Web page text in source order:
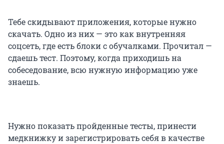
Тебе скидывают приложения, которые нужно
скачать. Одно из них — это как внутренняя
соцсеть, где есть блоки с обучалками. Прочитал —
сдаешь тест. Поэтому, когда приходишь на
собеседование, всю нужную информацию уже
знаешь.
Нужно показать пройденные тесты, принести
медкнижку и зарегистрировать себя в качестве